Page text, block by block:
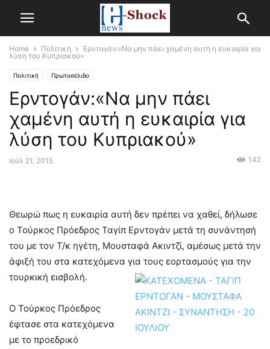
Home Πολιτική
Ερντογάν:«Να μην πάει χαμένη αυτή η ευκαιρία για
λύση του Κυπριακού»
Πολιτική Πρωτοσέλιδο
Ερντογάν:«Να μην πάει
χαμένη αυτή η ευκαιρία για
λύση του Κυπριακού»
Ιούλ 21, 2015 142
Θεωρώ πως η ευκαιρία αυτή δεν πρέπει να χαθεί, δήλωσε
ο Τούρκος Πρόεδρος Ταγίπ Ερντογάν μετά τη συνάντησή
του με τον Τ/κ ηγέτη, Μουσταφά Ακιντζί, αμέσως μετά την
άφιξή του στα κατεχόμενα για τους εορτασμούς για την
τουρκική εισβολή.
Ο Τούρκος Πρόεδρος
έφτασε στα κατεχόμενα
με το προεδρικό